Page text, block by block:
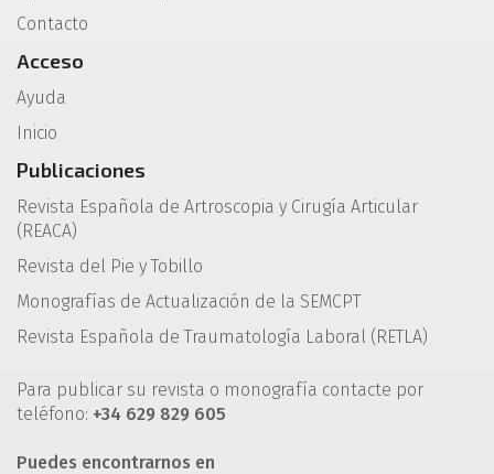
Contacto
Acceso
Ayuda
Inicio
Publicaciones
Revista Española de Artroscopia y Cirugía Articular
(REACA)
Revista del Pie y Tobillo
Monografías de Actualización de la SEMCPT
Revista Española de Traumatología Laboral (RETLA)
Para publicar su revista o monografía contacte por
teléfono: +34 629 829 605
Puedes encontrarnos en